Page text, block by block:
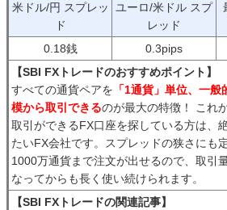
米ドル/円 スプレッ
ド
ユーロ/米ドル スプ
レッド
0.18銭 0.3pips
【SBI FXトレードのおすすめポイント】
すべての通貨ペアを 「1通貨」単位、一
模から取引できるのが最大の特徴！ これ
取引ができるFX口座を探している方は、
たいFX会社です。スプレッドの狭さにも
1000万通貨まで注文が出せるので、取引
なってからも長く使い続けられます。
【SBI FXトレードの関連記事】